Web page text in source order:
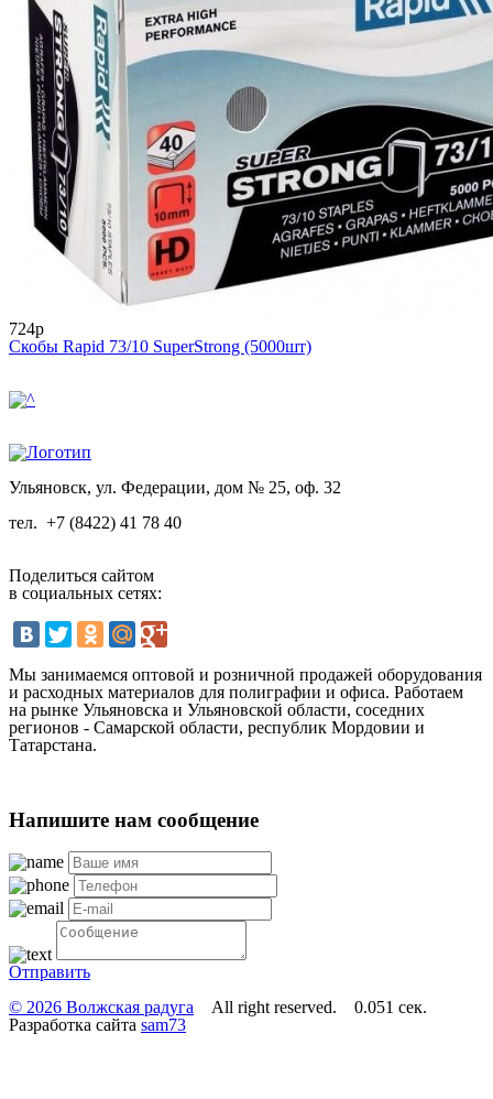
724р
Скобы Rapid 73/10 SuperStrong (5000шт)
Ульяновск, ул. Федерации, дом № 25, оф. 32
тел. +7 (8422) 41 78 40
Поделиться сайтом
в социальных сетях:
Мы занимаемся оптовой и розничной продажей оборудования
и расходных материалов для полиграфии и офиса. Работаем
на рынке Ульяновска и Ульяновской области, соседних
регионов - Самарской области, республик Мордовии и
Татарстана.
Напишите нам сообщение
Отправить
© 2026 Волжская радуга All right reserved. 0.051 сек.
Разработка сайта sam73